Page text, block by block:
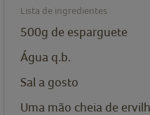
Lista de ingredientes
500g de esparguete
Água q.b.
Sal a gosto
Uma mão cheia de